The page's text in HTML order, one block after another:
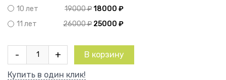
10 лет
19000₽18000 ₽
11 лет
26000₽ 25000 ₽
-
Количество
Груша
+ В корзину
Купить в один клик!